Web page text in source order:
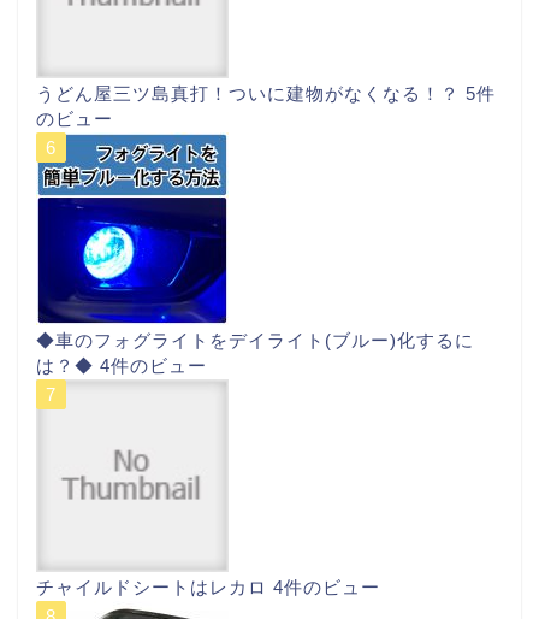
うどん屋三ツ島真打！ついに建物がなくなる！？ 5件
のビュー
◆車のフォグライトをデイライト(ブルー)化するに
は？◆ 4件のビュー
チャイルドシートはレカロ 4件のビュー